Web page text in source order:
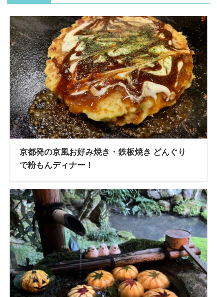
京都発の京風お好み焼き・鉄板焼き どんぐり
で粉もんディナー！